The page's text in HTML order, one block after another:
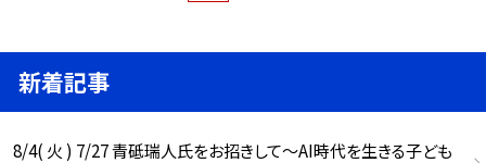
新着記事
8/4( 火 ) 7/27 青砥瑞人氏をお招きして〜AI時代を生きる子ども